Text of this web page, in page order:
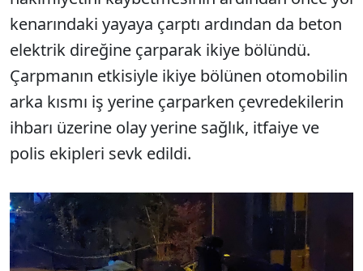
kenarındaki yayaya çarptı ardından da beton
elektrik direğine çarparak ikiye bölündü.
Çarpmanın etkisiyle ikiye bölünen otomobilin
arka kısmı iş yerine çarparken çevredekilerin
ihbarı üzerine olay yerine sağlık, itfaiye ve
polis ekipleri sevk edildi.